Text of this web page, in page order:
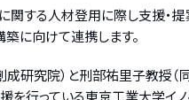
する人材登用に際し支援・
に向けて連携します。
研究院）と刑部祐里子教授
援を行っている東京工業大学